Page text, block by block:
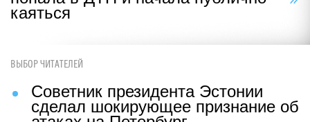
каяться
ВЫБОР ЧИТАТЕЛЕЙ
Советник президента Эстонии
сделал шокирующее признание об